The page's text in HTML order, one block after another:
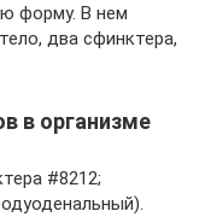
форму. В нем
два сфинктера,
в организме
#8212;